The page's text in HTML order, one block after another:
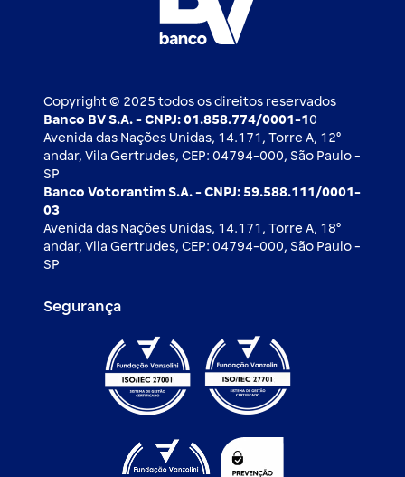
Câmbio e Comércio exterior
Notícias Econômicas
Copyright © 2025 todos os direitos reservados
Banco BV S.A. - CNPJ: 01.858.774/0001-10
Avenida das Nações Unidas, 14.171, Torre A, 12⁰
andar, Vila Gertrudes, CEP: 04794-000, São Paulo -
SP
Banco Votorantim S.A. - CNPJ: 59.588.111/0001-
03
Avenida das Nações Unidas, 14.171, Torre A, 18⁰
andar, Vila Gertrudes, CEP: 04794-000, São Paulo -
SP
Segurança